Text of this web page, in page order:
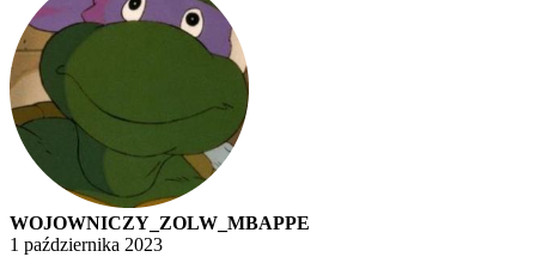
WOJOWNICZY_ZOLW_MBAPPE
1 października 2023